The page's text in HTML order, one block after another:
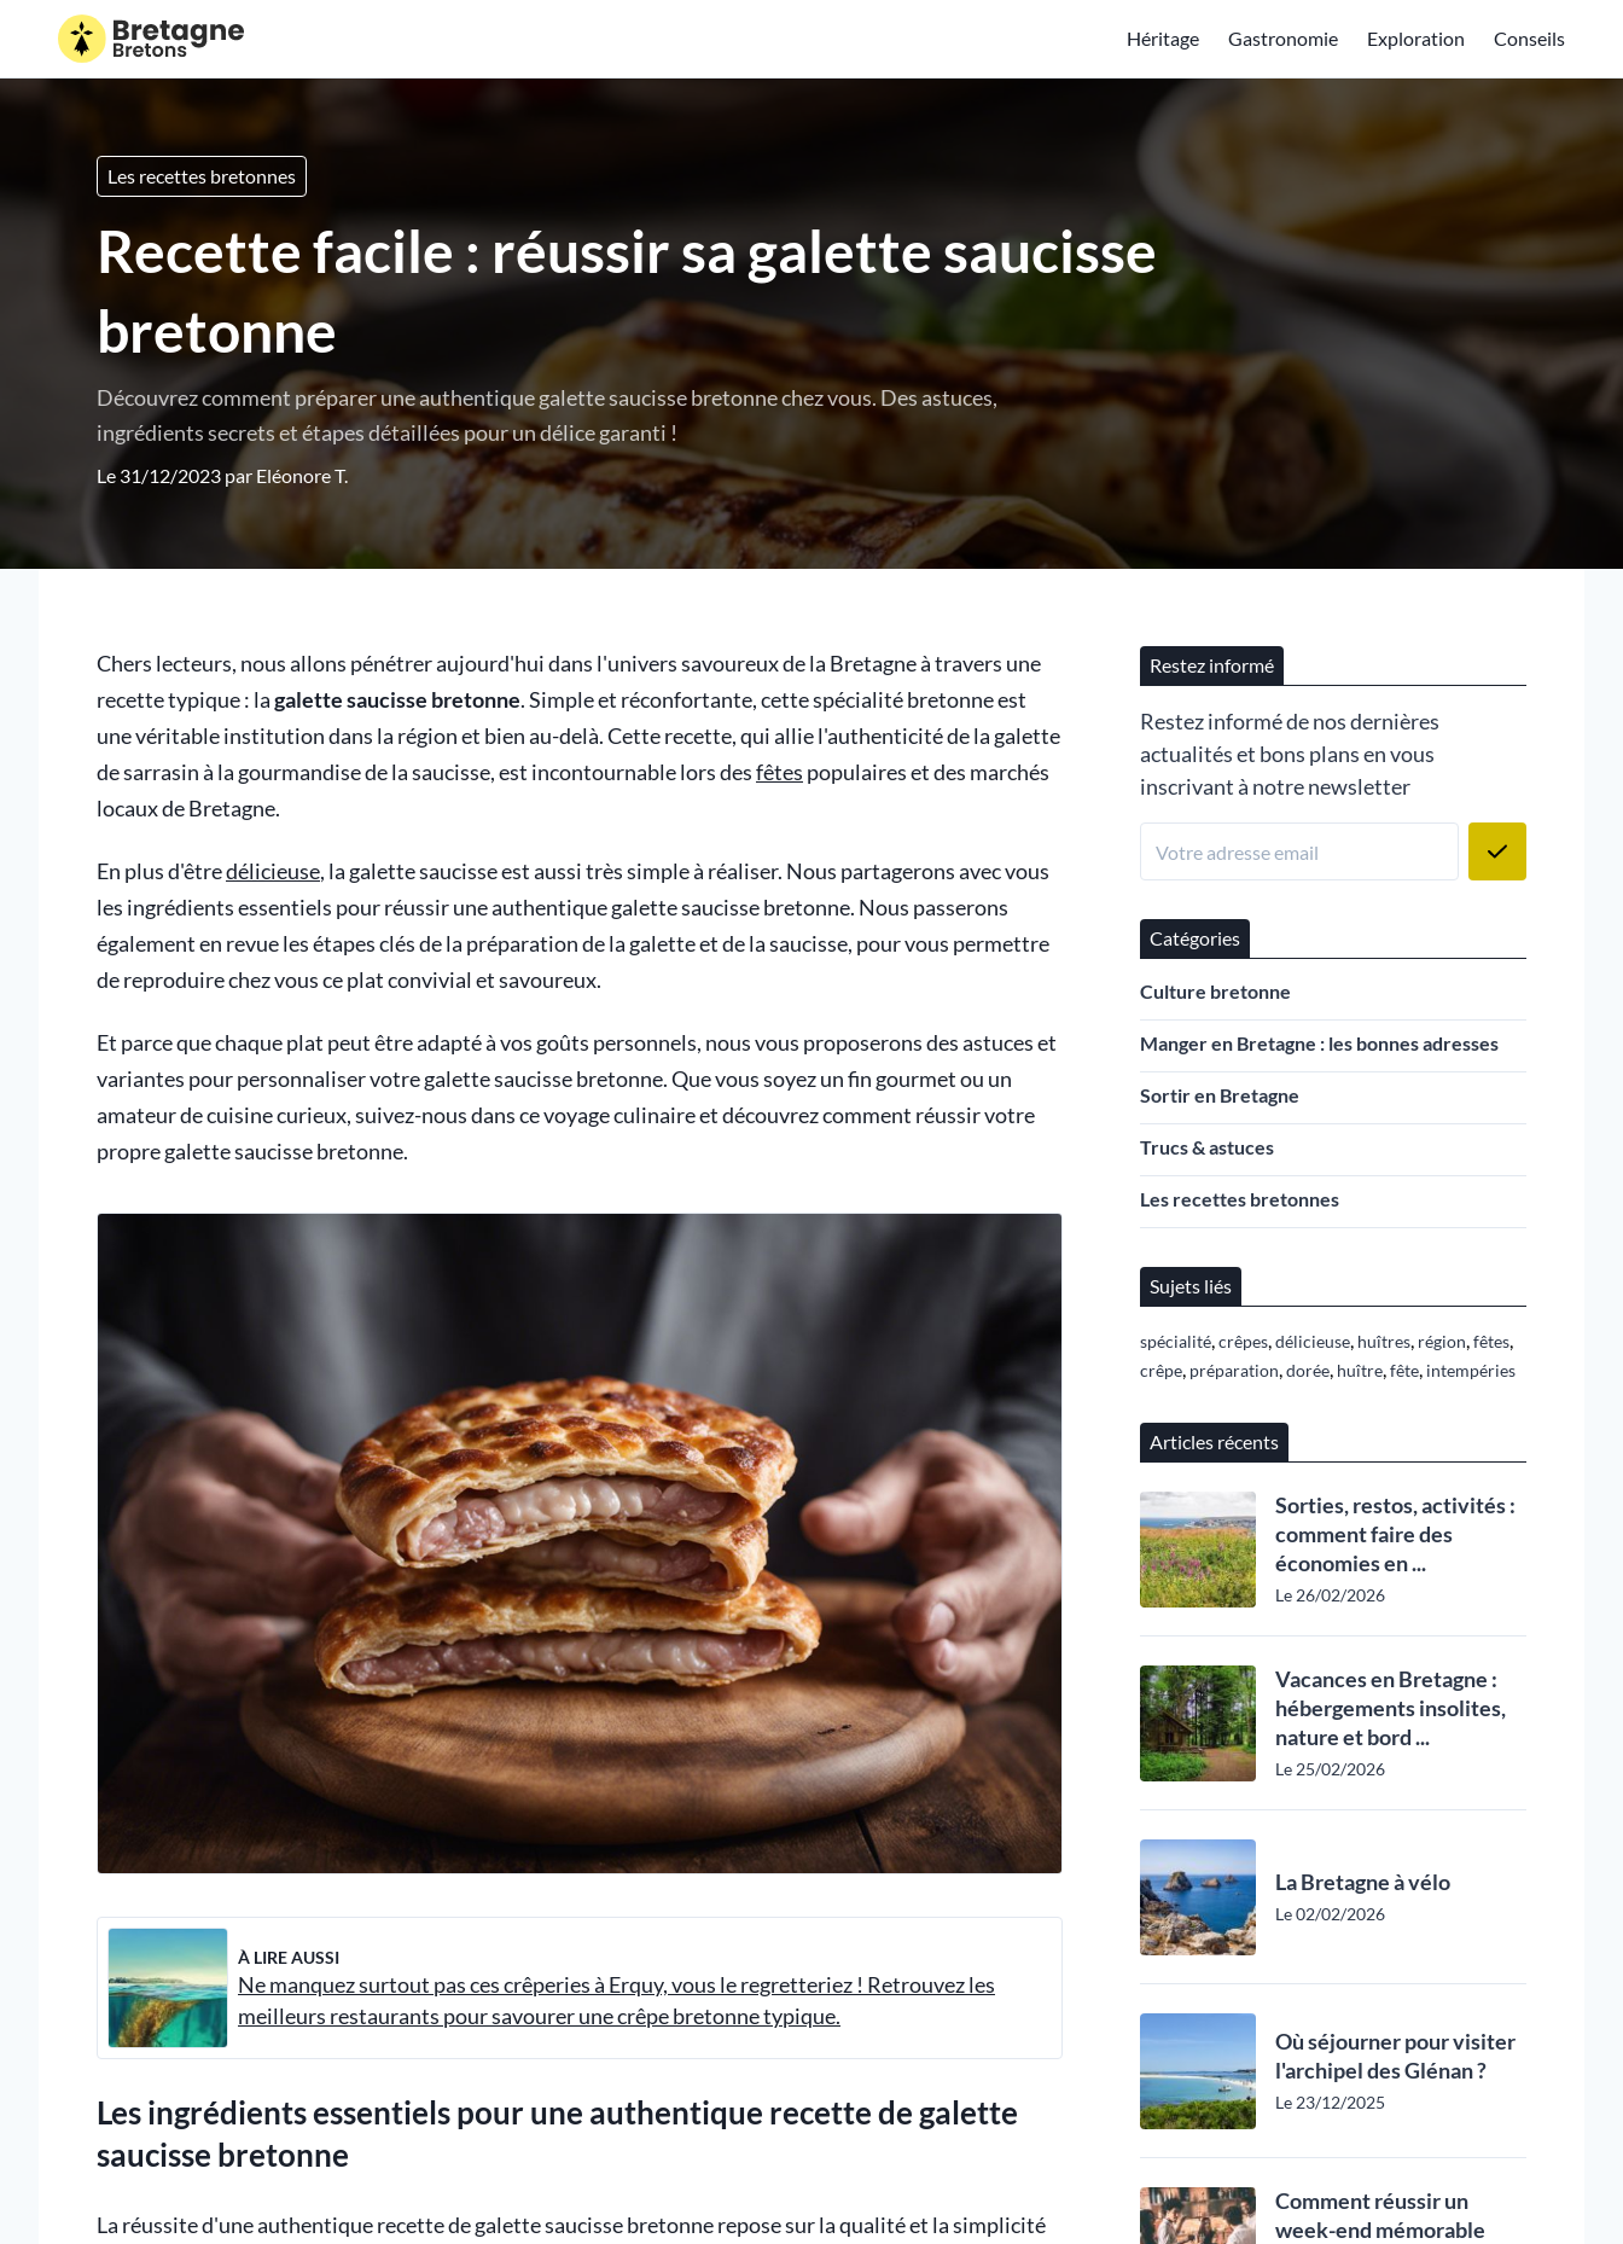
Héritage Gastronomie Exploration Conseils
Les recettes bretonnes
Recette facile : réussir sa galette saucisse
bretonne
Découvrez comment préparer une authentique galette saucisse bretonne chez vous. Des astuces,
ingrédients secrets et étapes détaillées pour un délice garanti !
Le 31/12/2023 par Eléonore T.
Chers lecteurs, nous allons pénétrer aujourd'hui dans l'univers savoureux de la Bretagne à travers une
recette typique : lagalette saucisse bretonne. Simple et réconfortante, cette spécialité bretonne est
une véritable institution dans la région et bien au-delà. Cette recette, qui allie l'authenticité de la galette
de sarrasin à la gourmandise de la saucisse, est incontournable lors desfêtes populaires et des marchés
locaux de Bretagne.
En plus d'êtredélicieuse, la galette saucisse est aussi très simple à réaliser. Nous partagerons avec vous
les ingrédients essentiels pour réussir une authentique galette saucisse bretonne. Nous passerons
également en revue les étapes clés de la préparation de la galette et de la saucisse, pour vous permettre
de reproduire chez vous ce plat convivial et savoureux.
Et parce que chaque plat peut être adapté à vos goûts personnels, nous vous proposerons des astuces et
variantes pour personnaliser votre galette saucisse bretonne. Que vous soyez un fin gourmet ou un
amateur de cuisine curieux, suivez-nous dans ce voyage culinaire et découvrez comment réussir votre
propre galette saucisse bretonne.
À LIRE AUSSI
Ne manquez surtout pas ces crêperies à Erquy, vous le regretteriez ! Retrouvez les
meilleurs restaurants pour savourer une crêpe bretonne typique.
Les ingrédients essentiels pour une authentique recette de galette
saucisse bretonne
La réussite d'une authentique recette de galette saucisse bretonne repose sur la qualité et la simplicité
Restez informé
Restez informé de nos dernières
actualités et bons plans en vous
inscrivant à notre newsletter
Catégories
Culture bretonne
Manger en Bretagne : les bonnes adresses
Sortir en Bretagne
Trucs & astuces
Les recettes bretonnes
Sujets liés
spécialité,crêpes,délicieuse, huîtres, région,fêtes,
crêpe, préparation,dorée, huître,fête, intempéries
Articles récents
Sorties, restos, activités :
comment faire des
économies en ...
Le 26/02/2026
Vacances en Bretagne :
hébergements insolites,
nature et bord ...
Le 25/02/2026
La Bretagne à vélo
Le 02/02/2026
Où séjourner pour visiter
l'archipel des Glénan ?
Le 23/12/2025
Comment réussir un
week-end mémorable